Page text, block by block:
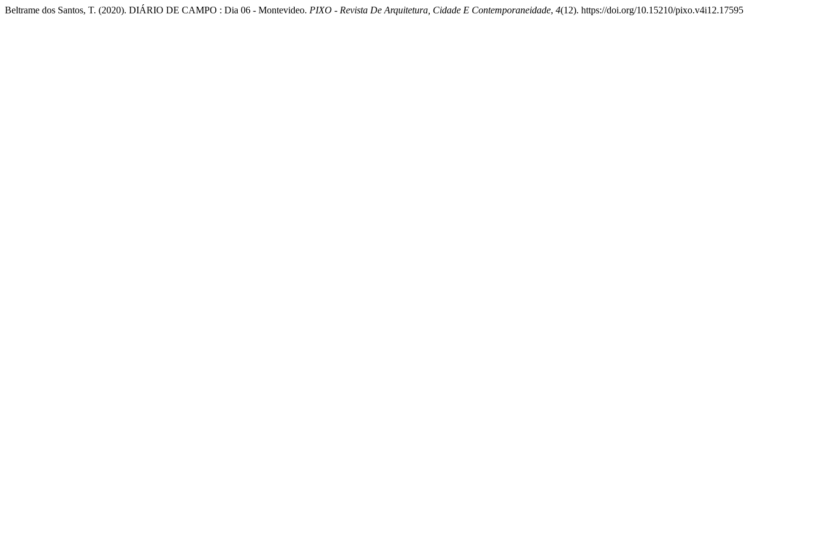
Beltrame dos Santos, T. (2020). DIÁRIO DE CAMPO : Dia 06 - Montevideo. PIXO - Revista De Arquitetura, Cidade E Contemporaneidade, 4(12). https://doi.org/10.15210/pixo.v4i12.17595